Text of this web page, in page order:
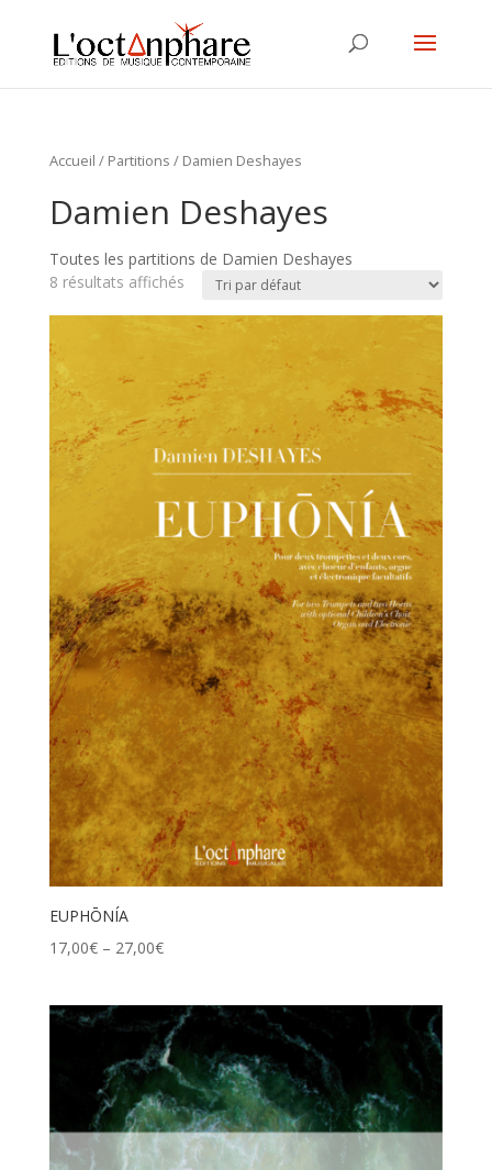
Accueil / Partitions / Damien Deshayes
Damien Deshayes
Toutes les partitions de Damien Deshayes
8 résultats affichés
EUPHŌNÍA
17,00€– 27,00€